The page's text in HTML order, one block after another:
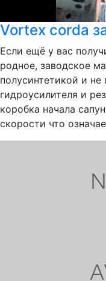
Vortex corda
Если ещё у вас
родное, заводское
полусинтетикой и
гидроусилителя и
коробка начала
скорости что